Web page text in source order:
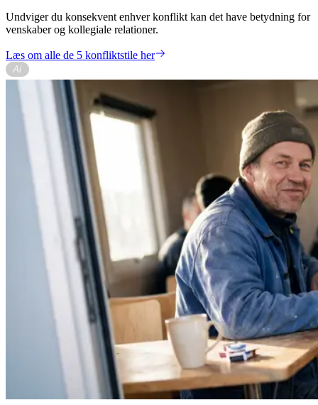
Undviger du konsekvent enhver konflikt kan det have betydning for
venskaber og kollegiale relationer.
Læs om alle de 5 konfliktstile her